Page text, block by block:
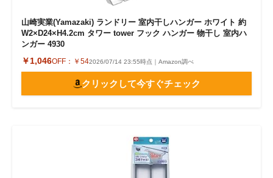
山崎実業(Yamazaki) ランドリー 室内干しハンガー ホワイト 約
W2×D24×H4.2cm タワー tower フック ハンガー 物干し 室内ハ
ンガー 4930
￥1,046OFF： ￥542026/07/14 23:55時点｜Amazon調べ
クリックして今すぐチェック